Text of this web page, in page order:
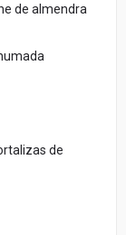
de almendra
de